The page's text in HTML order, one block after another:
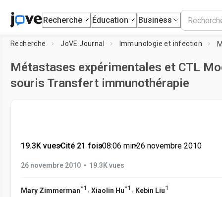
Recherche Éducation Business
Recherche JoVE Journal Immunologie et infection
Métastases expérimentales et CTL
souris Transfert immunothérapie
19.3K vues•Cité 21 fois•08:06 min•26 novembre 2010
26 novembre 2010 • 19.3K vues
Mary Zimmerman*1 , Xiaolin Hu*1 , Kebin Liu1